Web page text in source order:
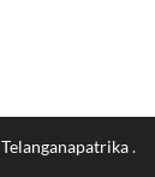
Telanganapatrika.